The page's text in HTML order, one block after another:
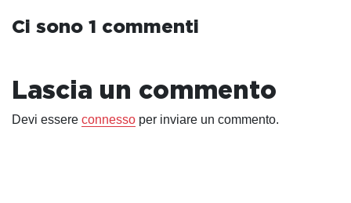
Ci sono 1 commenti
Lascia un commento
Devi essere connesso per inviare un commento.